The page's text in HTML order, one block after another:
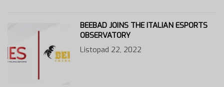
BEEBAD JOINS THE ITALIAN ESPORTS
OBSERVATORY
Listopad 22, 2022